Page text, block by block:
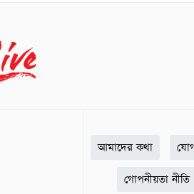
আমাদের কথা
গোপনীয়তা নীতি